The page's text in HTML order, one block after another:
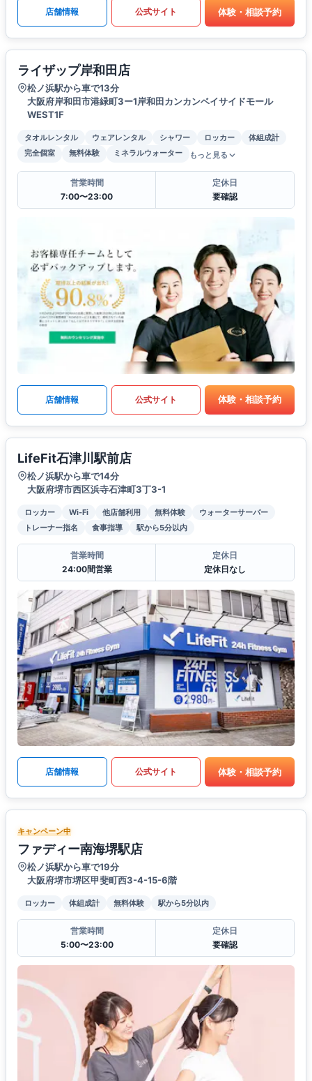
店舗情報 公式サイト 体験・相談予約
ライザップ岸和田店
松ノ浜駅から車で13分
大阪府岸和田市港緑町3ー1岸和田カンカンベイサイドモール
WEST1F
タオルレンタル ウェアレンタル シャワー ロッカー
体組成計
完全個室
無料体験 ミネラルウォーター もっと見る
営業時間
7:00〜23:00
定休日
要確認
店舗情報 公式サイト 体験・相談予約
LifeFit石津川駅前店
松ノ浜駅から車で14分
大阪府堺市西区浜寺石津町3丁3-1
ロッカー Wi-Fi 他店舗利用 無料体験
ウォーターサーバー
トレーナー指名
食事指導 駅から5分以内
営業時間
24:00間営業
定休日
定休日なし
店舗情報 公式サイト 体験・相談予約
キャンペーン中
ファディー南海堺駅店
松ノ浜駅から車で19分
大阪府堺市堺区甲斐町西3-4-15-6階
ロッカー 体組成計 無料体験 駅から5分以内
営業時間
5:00〜23:00
定休日
要確認